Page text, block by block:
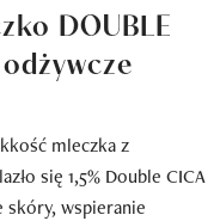
DOUBLE
mleczka z
się 1,5% Double CICA
wspieranie